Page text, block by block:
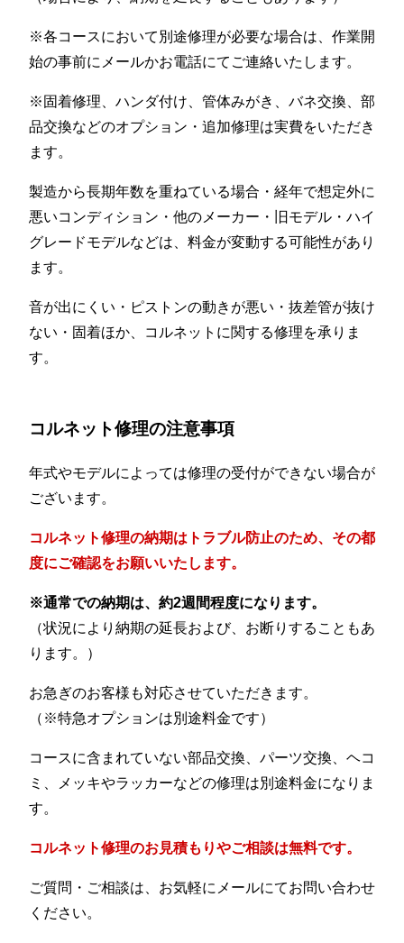
※各コースにおいて別途修理が必要な場合は、作業開
始の事前にメールかお電話にてご連絡いたします。
※固着修理、ハンダ付け、管体みがき、バネ交換、部
品交換などのオプション・追加修理は実費をいただき
ます。
製造から長期年数を重ねている場合・経年で想定外に
悪いコンディション・他のメーカー・旧モデル・ハイ
グレードモデルなどは、料金が変動する可能性があり
ます。
音が出にくい・ピストンの動きが悪い・抜差管が抜け
ない・固着ほか、コルネットに関する修理を承りま
す。
コルネット修理の注意事項
年式やモデルによっては修理の受付ができない場合が
ございます。
コルネット修理の納期はトラブル防止のため、その都
度にご確認をお願いいたします。
※通常での納期は、約2週間程度になります。
（状況により納期の延長および、お断りすることもあ
ります。）
お急ぎのお客様も対応させていただきます。
（※特急オプションは別途料金です）
コースに含まれていない部品交換、パーツ交換、ヘコ
ミ、メッキやラッカーなどの修理は別途料金になりま
す。
コルネット修理のお見積もりやご相談は無料です。
ご質問・ご相談は、お気軽にメールにてお問い合わせ
ください。